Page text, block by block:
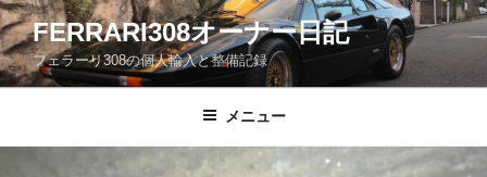
コ
ン
テ
ン
FERRARI308オーナー日記
フェラーリ308の個人輸入と整備記録
メニュー